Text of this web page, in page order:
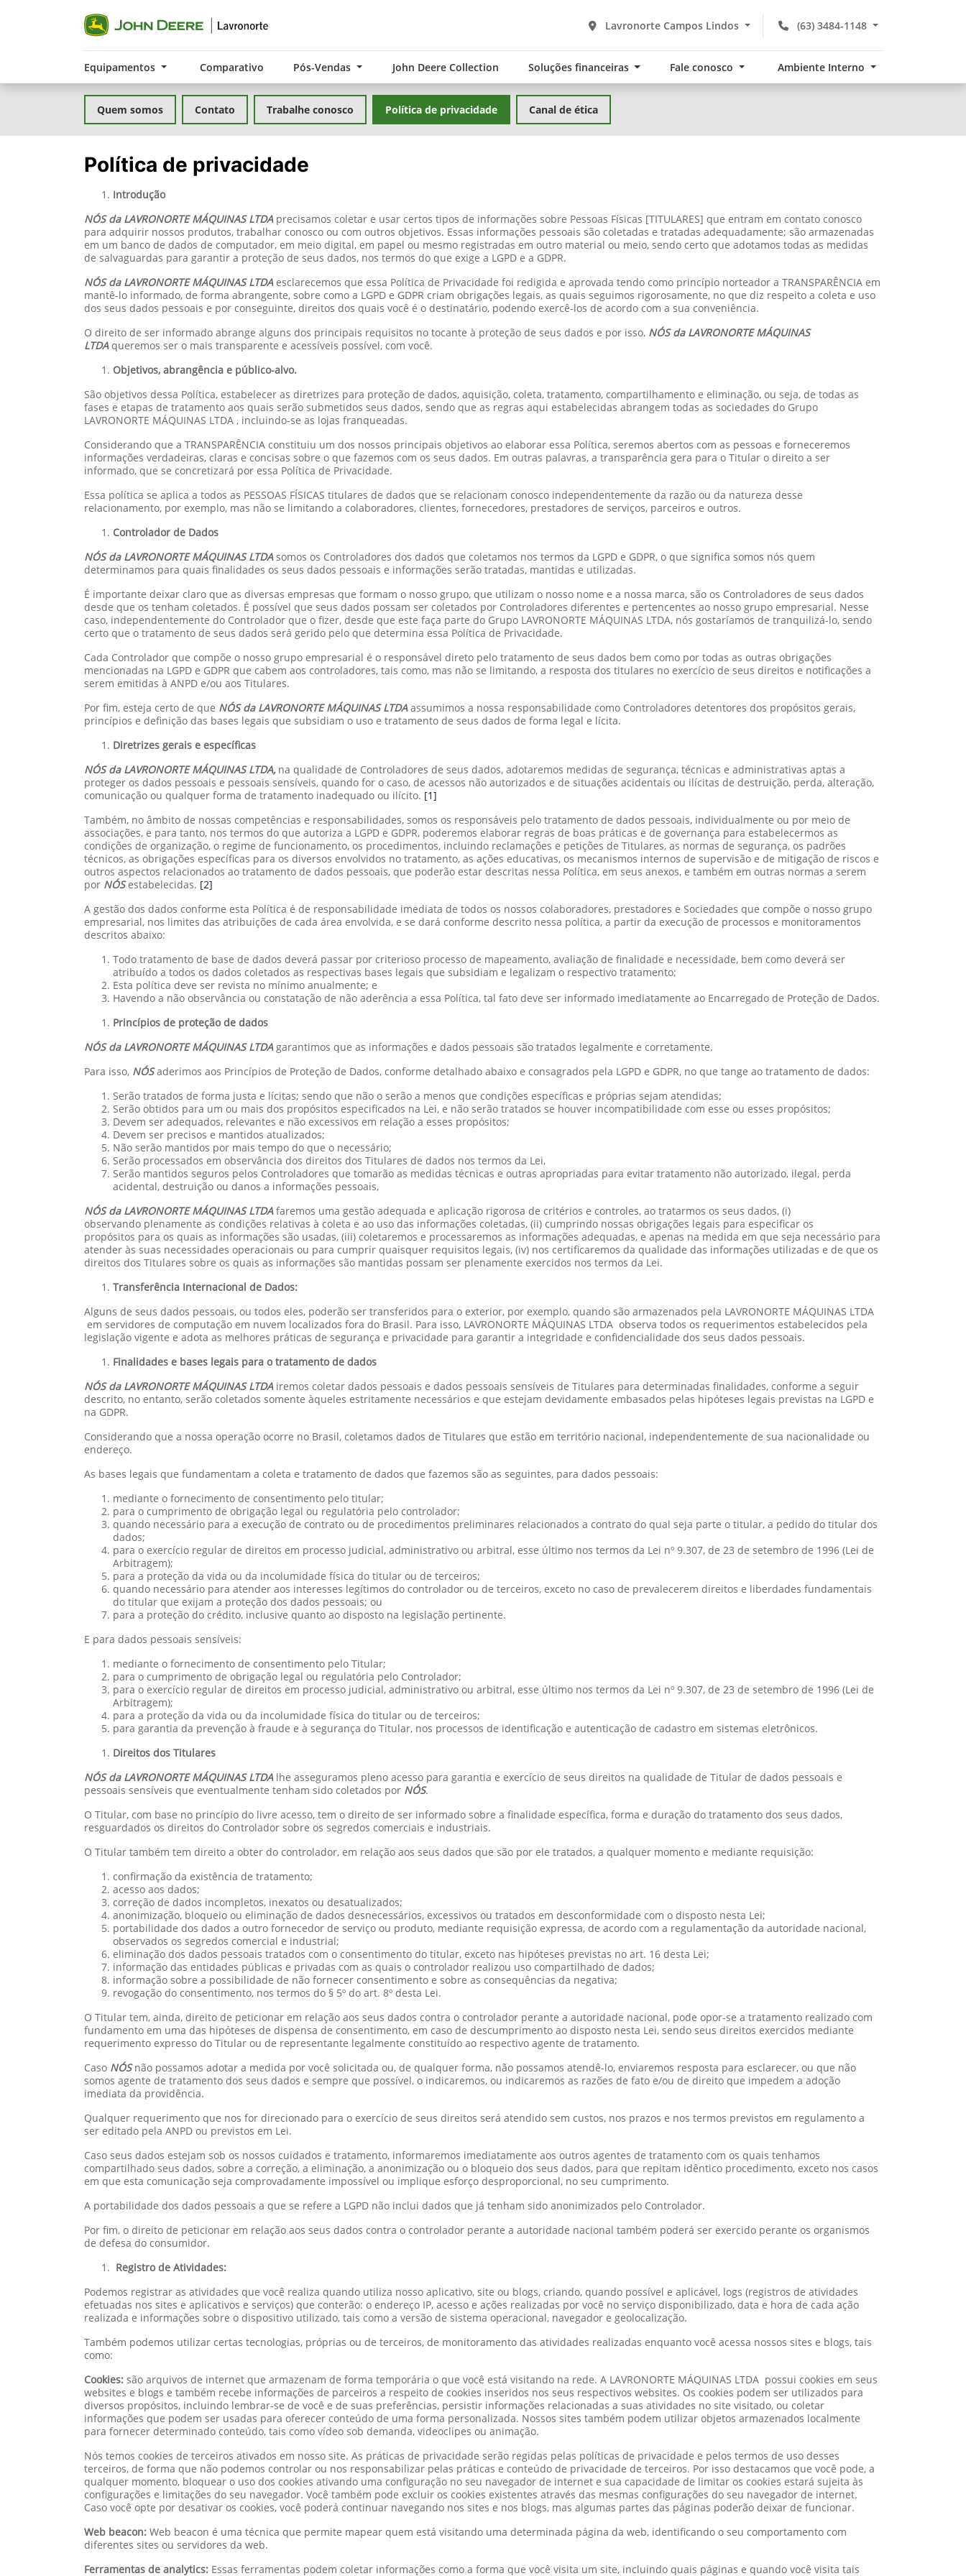
(63) 3484-1148
Lavronorte Campos Lindos
Equipamentos Comparativo Pós-Vendas John Deere Collection Soluções financeiras Fale conosco Ambiente Interno
Quem somos Contato Trabalhe conosco Política de privacidade Canal de ética
Política de privacidade
Introdução
NÓS da LAVRONORTE MÁQUINAS LTDA precisamos coletar e usar certos tipos de informações sobre Pessoas Físicas [TITULARES] que entram em contato conosco
para adquirir nossos produtos, trabalhar conosco ou com outros objetivos. Essas informações pessoais são coletadas e tratadas adequadamente; são armazenadas
em um banco de dados de computador, em meio digital, em papel ou mesmo registradas em outro material ou meio, sendo certo que adotamos todas as medidas
de salvaguardas para garantir a proteção de seus dados, nos termos do que exige a LGPD e a GDPR.
NÓS da LAVRONORTE MÁQUINAS LTDAesclarecemos que essa Política de Privacidade foi redigida e aprovada tendo como princípio norteador a TRANSPARÊNCIA em
mantê-lo informado, de forma abrangente, sobre como a LGPD e GDPR criam obrigações legais, as quais seguimos rigorosamente, no que diz respeito a coleta e uso
dos seus dados pessoais e por conseguinte, direitos dos quais você é o destinatário, podendo exercê-los de acordo com a sua conveniência.
O direito de ser informado abrange alguns dos principais requisitos no tocante à proteção de seus dados e por isso, NÓS da LAVRONORTE MÁQUINAS
LTDA queremos ser o mais transparente e acessíveis possível, com você.
Objetivos, abrangência e público-alvo.
São objetivos dessa Política, estabelecer as diretrizes para proteção de dados, aquisição, coleta, tratamento, compartilhamento e eliminação, ou seja, de todas as
fases e etapas de tratamento aos quais serão submetidos seus dados, sendo que as regras aqui estabelecidas abrangem todas as sociedades do Grupo
LAVRONORTE MÁQUINAS LTDA , incluindo-se as lojas franqueadas.
Considerando que a TRANSPARÊNCIA constituiu um dos nossos principais objetivos ao elaborar essa Política, seremos abertos com as pessoas e forneceremos
informações verdadeiras, claras e concisas sobre o que fazemos com os seus dados. Em outras palavras, a transparência gera para o Titular o direito a ser
informado, que se concretizará por essa Política de Privacidade.
Essa política se aplica a todos as PESSOAS FÍSICAS titulares de dados que se relacionam conosco independentemente da razão ou da natureza desse
relacionamento, por exemplo, mas não se limitando a colaboradores, clientes, fornecedores, prestadores de serviços, parceiros e outros.
Controlador de Dados
NÓS da LAVRONORTE MÁQUINAS LTDAsomos os Controladores dos dados que coletamos nos termos da LGPD e GDPR, o que significa somos nós quem
determinamos para quais finalidades os seus dados pessoais e informações serão tratadas, mantidas e utilizadas.
É importante deixar claro que as diversas empresas que formam o nosso grupo, que utilizam o nosso nome e a nossa marca, são os Controladores de seus dados
desde que os tenham coletados. É possível que seus dados possam ser coletados por Controladores diferentes e pertencentes ao nosso grupo empresarial. Nesse
caso, independentemente do Controlador que o fizer, desde que este faça parte do Grupo LAVRONORTE MÁQUINAS LTDA, nós gostaríamos de tranquilizá-lo, sendo
certo que o tratamento de seus dados será gerido pelo que determina essa Política de Privacidade.
Cada Controlador que compõe o nosso grupo empresarial é o responsável direto pelo tratamento de seus dados bem como por todas as outras obrigações
mencionadas na LGPD e GDPR que cabem aos controladores, tais como, mas não se limitando, a resposta dos titulares no exercício de seus direitos e notificações a
serem emitidas à ANPD e/ou aos Titulares.
Por fim, esteja certo de que NÓS da LAVRONORTE MÁQUINAS LTDAassumimos a nossa responsabilidade como Controladores detentores dos propósitos gerais,
princípios e definição das bases legais que subsidiam o uso e tratamento de seus dados de forma legal e lícita.
Diretrizes gerais e específicas
NÓS da LAVRONORTE MÁQUINAS LTDA, na qualidade de Controladores de seus dados, adotaremos medidas de segurança, técnicas e administrativas aptas a
proteger os dados pessoais e pessoais sensíveis, quando for o caso, de acessos não autorizados e de situações acidentais ou ilícitas de destruição, perda, alteração,
comunicação ou qualquer forma de tratamento inadequado ou ilícito. [1]
Também, no âmbito de nossas competências e responsabilidades, somos os responsáveis pelo tratamento de dados pessoais, individualmente ou por meio de
associações, e para tanto, nos termos do que autoriza a LGPD e GDPR, poderemos elaborar regras de boas práticas e de governança para estabelecermos as
condições de organização, o regime de funcionamento, os procedimentos, incluindo reclamações e petições de Titulares, as normas de segurança, os padrões
técnicos, as obrigações específicas para os diversos envolvidos no tratamento, as ações educativas, os mecanismos internos de supervisão e de mitigação de riscos e
outros aspectos relacionados ao tratamento de dados pessoais, que poderão estar descritas nessa Política, em seus anexos, e também em outras normas a serem
por NÓSestabelecidas. [2]
A gestão dos dados conforme esta Política é de responsabilidade imediata de todos os nossos colaboradores, prestadores e Sociedades que compõe o nosso grupo
empresarial, nos limites das atribuições de cada área envolvida, e se dará conforme descrito nessa política, a partir da execução de processos e monitoramentos
descritos abaixo:
Todo tratamento de base de dados deverá passar por criterioso processo de mapeamento, avaliação de finalidade e necessidade, bem como deverá ser
atribuído a todos os dados coletados as respectivas bases legais que subsidiam e legalizam o respectivo tratamento;
Esta política deve ser revista no mínimo anualmente; e
Havendo a não observância ou constatação de não aderência a essa Política, tal fato deve ser informado imediatamente ao Encarregado de Proteção de Dados.
Princípios de proteção de dados
NÓS da LAVRONORTE MÁQUINAS LTDAgarantimos que as informações e dados pessoais são tratados legalmente e corretamente.
Para isso, NÓSaderimos aos Princípios de Proteção de Dados, conforme detalhado abaixo e consagrados pela LGPD e GDPR, no que tange ao tratamento de dados:
Serão tratados de forma justa e lícitas; sendo que não o serão a menos que condições específicas e próprias sejam atendidas;
Serão obtidos para um ou mais dos propósitos especificados na Lei, e não serão tratados se houver incompatibilidade com esse ou esses propósitos;
Devem ser adequados, relevantes e não excessivos em relação a esses propósitos;
Devem ser precisos e mantidos atualizados;
Não serão mantidos por mais tempo do que o necessário;
Serão processados em observância dos direitos dos Titulares de dados nos termos da Lei,
Serão mantidos seguros pelos Controladores que tomarão as medidas técnicas e outras apropriadas para evitar tratamento não autorizado, ilegal, perda
acidental, destruição ou danos a informações pessoais,
NÓS da LAVRONORTE MÁQUINAS LTDAfaremos uma gestão adequada e aplicação rigorosa de critérios e controles, ao tratarmos os seus dados, (i)
observando plenamente as condições relativas à coleta e ao uso das informações coletadas, (ii) cumprindo nossas obrigações legais para especificar os
propósitos para os quais as informações são usadas, (iii) coletaremos e processaremos as informações adequadas, e apenas na medida em que seja necessário para
atender às suas necessidades operacionais ou para cumprir quaisquer requisitos legais, (iv) nos certificaremos da qualidade das informações utilizadas e de que os
direitos dos Titulares sobre os quais as informações são mantidas possam ser plenamente exercidos nos termos da Lei.
Transferência Internacional de Dados:
Alguns de seus dados pessoais, ou todos eles, poderão ser transferidos para o exterior, por exemplo, quando são armazenados pela LAVRONORTE MÁQUINAS LTDA
em servidores de computação em nuvem localizados fora do Brasil. Para isso, LAVRONORTE MÁQUINAS LTDA observa todos os requerimentos estabelecidos pela
legislação vigente e adota as melhores práticas de segurança e privacidade para garantir a integridade e confidencialidade dos seus dados pessoais.
Finalidades e bases legais para o tratamento de dados
NÓS da LAVRONORTE MÁQUINAS LTDA iremos coletar dados pessoais e dados pessoais sensíveis de Titulares para determinadas finalidades, conforme a seguir
descrito, no entanto, serão coletados somente àqueles estritamente necessários e que estejam devidamente embasados pelas hipóteses legais previstas na LGPD e
na GDPR.
Considerando que a nossa operação ocorre no Brasil, coletamos dados de Titulares que estão em território nacional, independentemente de sua nacionalidade ou
endereço.
As bases legais que fundamentam a coleta e tratamento de dados que fazemos são as seguintes, para dados pessoais:
mediante o fornecimento de consentimento pelo titular;
para o cumprimento de obrigação legal ou regulatória pelo controlador;
quando necessário para a execução de contrato ou de procedimentos preliminares relacionados a contrato do qual seja parte o titular, a pedido do titular dos
dados;
para o exercício regular de direitos em processo judicial, administrativo ou arbitral, esse último nos termos da Lei nº 9.307, de 23 de setembro de 1996 (Lei de
Arbitragem);
para a proteção da vida ou da incolumidade física do titular ou de terceiros;
quando necessário para atender aos interesses legítimos do controlador ou de terceiros, exceto no caso de prevalecerem direitos e liberdades fundamentais
do titular que exijam a proteção dos dados pessoais; ou
para a proteção do crédito, inclusive quanto ao disposto na legislação pertinente.
E para dados pessoais sensíveis:
mediante o fornecimento de consentimento pelo Titular;
para o cumprimento de obrigação legal ou regulatória pelo Controlador;
para o exercício regular de direitos em processo judicial, administrativo ou arbitral, esse último nos termos da Lei nº 9.307, de 23 de setembro de 1996 (Lei de
Arbitragem);
para a proteção da vida ou da incolumidade física do titular ou de terceiros;
para garantia da prevenção à fraude e à segurança do Titular, nos processos de identificação e autenticação de cadastro em sistemas eletrônicos.
Direitos dos Titulares
NÓS da LAVRONORTE MÁQUINAS LTDA lhe asseguramos pleno acesso para garantia e exercício de seus direitos na qualidade de Titular de dados pessoais e
pessoais sensíveis que eventualmente tenham sido coletados por NÓS.
O Titular, com base no princípio do livre acesso, tem o direito de ser informado sobre a finalidade específica, forma e duração do tratamento dos seus dados,
resguardados os direitos do Controlador sobre os segredos comerciais e industriais.
O Titular também tem direito a obter do controlador, em relação aos seus dados que são por ele tratados, a qualquer momento e mediante requisição:
confirmação da existência de tratamento;
acesso aos dados;
correção de dados incompletos, inexatos ou desatualizados;
anonimização, bloqueio ou eliminação de dados desnecessários, excessivos ou tratados em desconformidade com o disposto nesta Lei;
portabilidade dos dados a outro fornecedor de serviço ou produto, mediante requisição expressa, de acordo com a regulamentação da autoridade nacional,
observados os segredos comercial e industrial;
eliminação dos dados pessoais tratados com o consentimento do titular, exceto nas hipóteses previstas no art. 16 desta Lei;
informação das entidades públicas e privadas com as quais o controlador realizou uso compartilhado de dados;
informação sobre a possibilidade de não fornecer consentimento e sobre as consequências da negativa;
revogação do consentimento, nos termos do § 5º do art. 8º desta Lei.
O Titular tem, ainda, direito de peticionar em relação aos seus dados contra o controlador perante a autoridade nacional, pode opor-se a tratamento realizado com
fundamento em uma das hipóteses de dispensa de consentimento, em caso de descumprimento ao disposto nesta Lei, sendo seus direitos exercidos mediante
requerimento expresso do Titular ou de representante legalmente constituído ao respectivo agente de tratamento.
Caso NÓSnão possamos adotar a medida por você solicitada ou, de qualquer forma, não possamos atendê-lo, enviaremos resposta para esclarecer, ou que não
somos agente de tratamento dos seus dados e sempre que possível, o indicaremos, ou indicaremos as razões de fato e/ou de direito que impedem a adoção
imediata da providência.
Qualquer requerimento que nos for direcionado para o exercício de seus direitos será atendido sem custos, nos prazos e nos termos previstos em regulamento a
ser editado pela ANPD ou previstos em Lei.
Caso seus dados estejam sob os nossos cuidados e tratamento, informaremos imediatamente aos outros agentes de tratamento com os quais tenhamos
compartilhado seus dados, sobre a correção, a eliminação, a anonimização ou o bloqueio dos seus dados, para que repitam idêntico procedimento, exceto nos casos
em que esta comunicação seja comprovadamente impossível ou implique esforço desproporcional, no seu cumprimento.
A portabilidade dos dados pessoais a que se refere a LGPD não inclui dados que já tenham sido anonimizados pelo Controlador.
Por fim, o direito de peticionar em relação aos seus dados contra o controlador perante a autoridade nacional também poderá ser exercido perante os organismos
de defesa do consumidor.
Registro de Atividades:
Podemos registrar as atividades que você realiza quando utiliza nosso aplicativo, site ou blogs, criando, quando possível e aplicável, logs (registros de atividades
efetuadas nos sites e aplicativos e serviços) que conterão: o endereço IP, acesso e ações realizadas por você no serviço disponibilizado, data e hora de cada ação
realizada e informações sobre o dispositivo utilizado, tais como a versão de sistema operacional, navegador e geolocalização.
Também podemos utilizar certas tecnologias, próprias ou de terceiros, de monitoramento das atividades realizadas enquanto você acessa nossos sites e blogs, tais
como:
Cookies: são arquivos de internet que armazenam de forma temporária o que você está visitando na rede. A LAVRONORTE MÁQUINAS LTDA possui cookies em seus
websites e blogs e também recebe informações de parceiros a respeito de cookies inseridos nos seus respectivos websites. Os cookies podem ser utilizados para
diversos propósitos, incluindo lembrar-se de você e de suas preferências, persistir informações relacionadas a suas atividades no site visitado, ou coletar
informações que podem ser usadas para oferecer conteúdo de uma forma personalizada. Nossos sites também podem utilizar objetos armazenados localmente
para fornecer determinado conteúdo, tais como vídeo sob demanda, videoclipes ou animação.
Nós temos cookies de terceiros ativados em nosso site. As práticas de privacidade serão regidas pelas políticas de privacidade e pelos termos de uso desses
terceiros, de forma que não podemos controlar ou nos responsabilizar pelas práticas e conteúdo de privacidade de terceiros. Por isso destacamos que você pode, a
qualquer momento, bloquear o uso dos cookies ativando uma configuração no seu navegador de internet e sua capacidade de limitar os cookies estará sujeita às
configurações e limitações do seu navegador. Você também pode excluir os cookies existentes através das mesmas configurações do seu navegador de internet.
Caso você opte por desativar os cookies, você poderá continuar navegando nos sites e nos blogs, mas algumas partes das páginas poderão deixar de funcionar.
Web beacon: Web beacon é uma técnica que permite mapear quem está visitando uma determinada página da web, identificando o seu comportamento com
diferentes sites ou servidores da web.
Ferramentas de analytics: Essas ferramentas podem coletar informações como a forma que você visita um site, incluindo quais páginas e quando você visita tais